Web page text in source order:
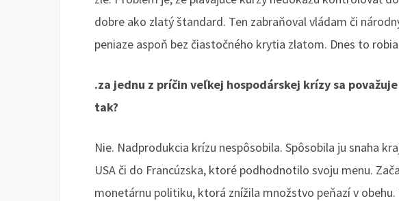
dobre ako zlatý štandard. Ten zabraňoval vládam či
peniaze aspoň bez čiastočného krytia zlatom. Dnes to
.za jednu z príčin veľkej hospodárskej krízy sa
tak?
Nie. Nadprodukcia krízu nespôsobila. Spôsobila ju snaha
USA či do Francúzska, ktoré podhodnotilo svoju menu.
monetárnu politiku, ktorá znížila množstvo peňazí v